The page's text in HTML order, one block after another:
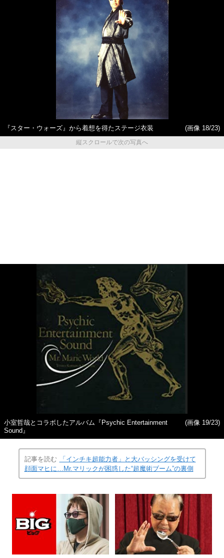
『スター・ウォーズ』から着想を得たステージ衣装
(画像 18/23)
縦スクロールで次の写真へ
小室哲哉とコラボしたアルバム『Psychic Entertainment
Sound』
(画像 19/23)
記事を読む
「インチキ超能力者」と大バッシングを受けて
顔面マヒに…Mr.マリックが困惑した“超魔術ブーム”の裏側